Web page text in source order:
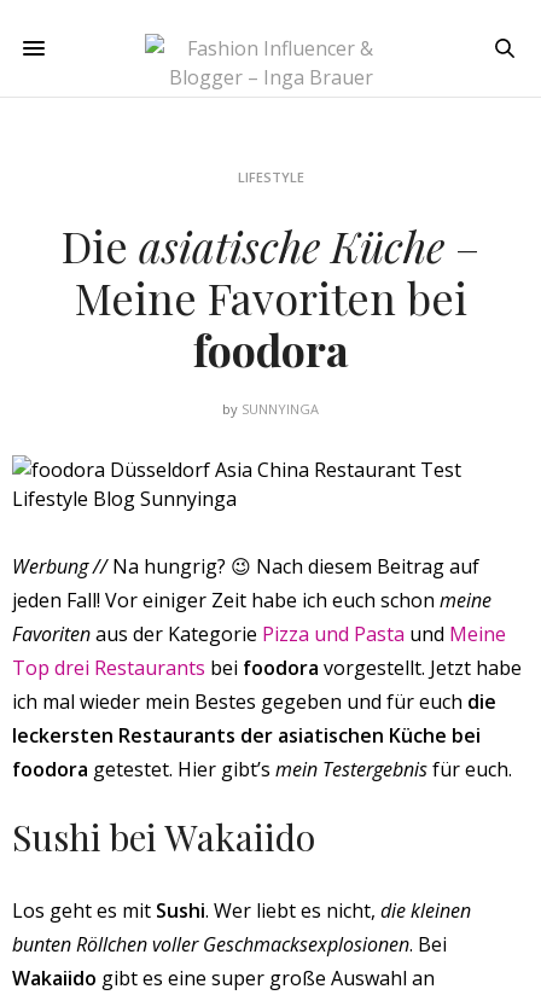
LIFESTYLE
Die asiatische Küche –
Meine Favoriten bei
foodora
by SUNNYINGA
Werbung //Na hungrig? 😉 Nach diesem Beitrag auf
jeden Fall! Vor einiger Zeit habe ich euch schon meine
Favoritenaus der Kategorie Pizza und Pasta und Meine
Top drei Restaurants bei foodora vorgestellt. Jetzt habe
ich mal wieder mein Bestes gegeben und für euch die
leckersten Restaurants der asiatischen Küche bei
foodora getestet. Hier gibt’s mein Testergebnisfür euch.
Sushi bei Wakaiido
Los geht es mit Sushi. Wer liebt es nicht, die kleinen
bunten Röllchen voller Geschmacksexplosionen. Bei
Wakaiido gibt es eine super große Auswahl an